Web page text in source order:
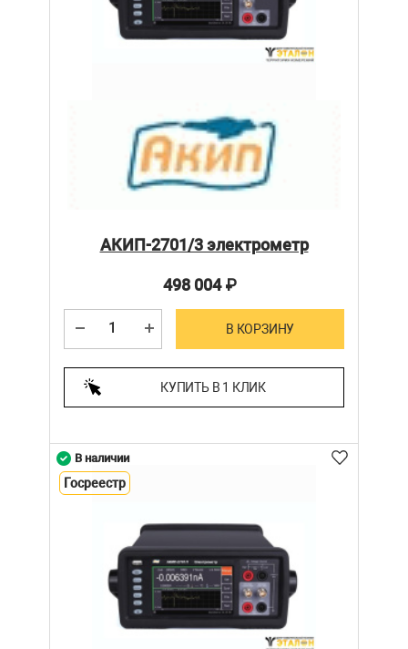
АКИП-2701/3 электрометр
498 004₽
В КОРЗИНУ
КУПИТЬ В 1 КЛИК
В наличии
Госреестр